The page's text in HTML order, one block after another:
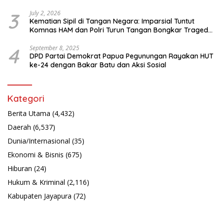
3 July 2, 2026
Kematian Sipil di Tangan Negara: Imparsial Tuntut
Komnas HAM dan Polri Turun Tangan Bongkar Tragedi
4 September 8, 2025
DPD Partai Demokrat Papua Pegunungan Rayakan HUT
ke-24 dengan Bakar Batu dan Aksi Sosial
Kategori
Berita Utama (4,432)
Daerah (6,537)
Dunia/Internasional (35)
Ekonomi & Bisnis (675)
Hiburan (24)
Hukum & Kriminal (2,116)
Kabupaten Jayapura (72)